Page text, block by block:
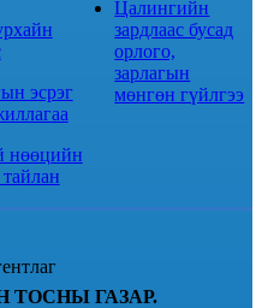
эсрэг
нөөцийн
Цалингийн
зардлаас бусад
орлого,
зарлагын
мөнгөн гүйлгээ
ТОСНЫ ГАЗАР.